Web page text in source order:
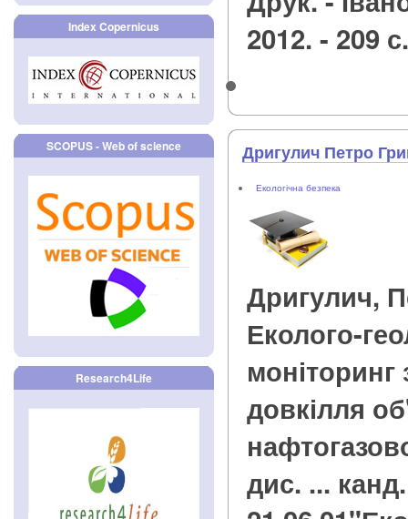
Index Copernicus
SCOPUS - Web of science
Research4Life
2012. - 209
Дригулич Петро
Екологічна безпека
Дригулич,
Еколого-
довкілля
дис. ...